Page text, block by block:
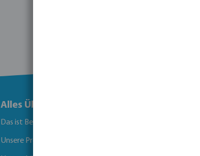
Alles Über Bevo
Das ist Bevo
Unsere Produkte